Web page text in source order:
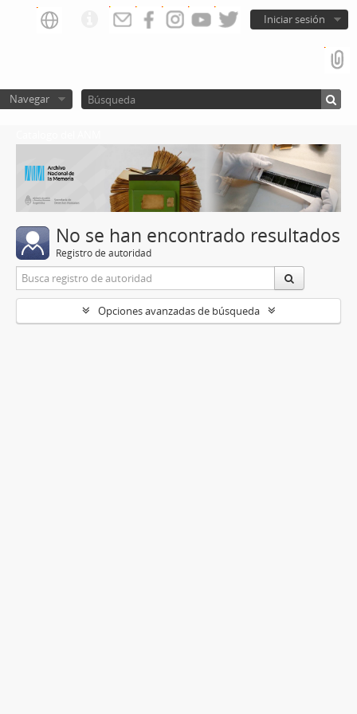
Iniciar sesión
Navegar
No se han encontrado resultados
Registro de autoridad
Opciones avanzadas de búsqueda